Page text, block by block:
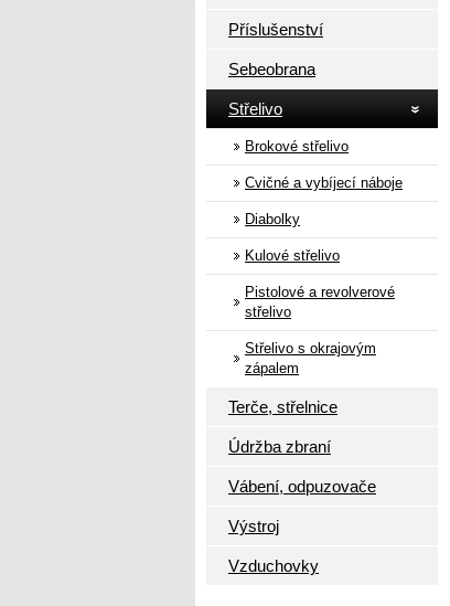
Příslušenství
Sebeobrana
Střelivo
Brokové střelivo
Cvičné a vybíjecí náboje
Diabolky
Kulové střelivo
Pistolové a revolverové
střelivo
Střelivo s okrajovým
zápalem
Terče, střelnice
Údržba zbraní
Vábení, odpuzovače
Výstroj
Vzduchovky